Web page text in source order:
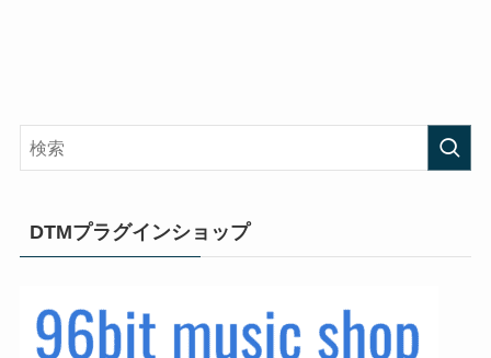
DTMプラグインショップ